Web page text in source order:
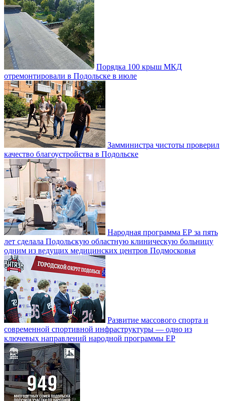
Порядка 100 крыш МКД
отремонтировали в Подольске в июле
Замминистра чистоты проверил
качество благоустройства в Подольске
Народная программа ЕР за пять
лет сделала Подольскую областную клиническую больницу
одним из ведущих медицинских центров Подмосковья
Развитие массового спорта и
современной спортивной инфраструктуры — одно из
ключевых направлений народной программы ЕР